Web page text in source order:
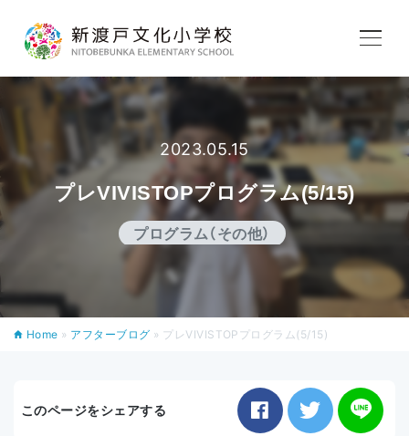
教育内容
学校生活
入学案内
2023.05.15
プレVIVISTOPプログラム(5/15)
プログラム（その他）
Home » アフターブログ » プレVIVISTOPプログラム(5/15)
このページをシェアする